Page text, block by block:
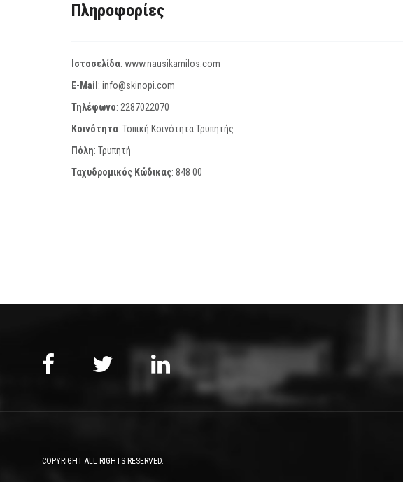
Πληροφορίες
Ιστοσελίδα: www.nausikamilos.com
E-Mail : info@skinopi.com
Τηλέφωνο: 2287022070
Κοινότητα: Τοπική Κοινότητα Τρυπητής
Πόλη: Τρυπητή
Ταχυδρομικός Κώδικας: 848 00
COPYRIGHT ALL RIGHTS RESERVED.